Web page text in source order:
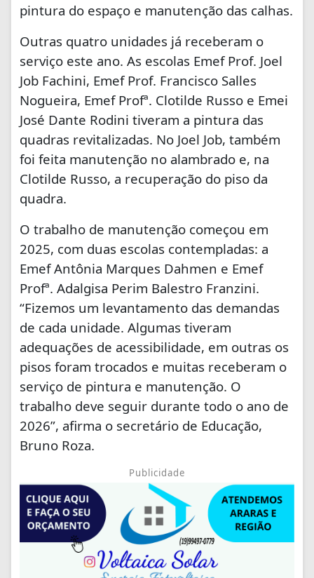
pintura do espaço e manutenção das calhas.
Outras quatro unidades já receberam o
serviço este ano. As escolas Emef Prof. Joel
Job Fachini, Emef Prof. Francisco Salles
Nogueira, Emef Profª. Clotilde Russo e Emei
José Dante Rodini tiveram a pintura das
quadras revitalizadas. No Joel Job, também
foi feita manutenção no alambrado e, na
Clotilde Russo, a recuperação do piso da
quadra.
O trabalho de manutenção começou em
2025, com duas escolas contempladas: a
Emef Antônia Marques Dahmen e Emef
Profª. Adalgisa Perim Balestro Franzini.
“Fizemos um levantamento das demandas
de cada unidade. Algumas tiveram
adequações de acessibilidade, em outras os
pisos foram trocados e muitas receberam o
serviço de pintura e manutenção. O
trabalho deve seguir durante todo o ano de
2026”, afirma o secretário de Educação,
Bruno Roza.
Publicidade